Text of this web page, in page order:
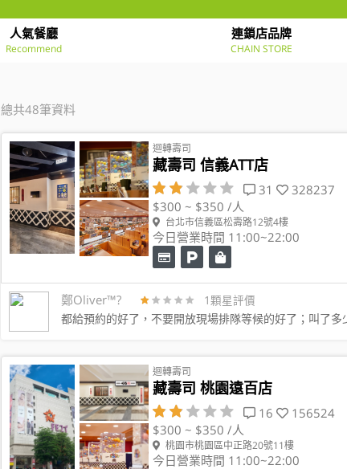
人氣餐廳
Recommend
連鎖店品牌
CHAIN STORE
總共48筆資料
迴轉壽司
藏壽司 信義ATT店
31
328237
$300 ~ $350 /人
台北市信義區松壽路12號4樓
今日營業時間 11:00~22:00
鄭Oliver™️? 1顆星評價
都給預約的好了，不要開放現場排隊等候的好了；叫了多
迴轉壽司
藏壽司 桃園遠百店
16
156524
$300 ~ $350 /人
桃園市桃園區中正路20號11樓
今日營業時間 11:00~22:00